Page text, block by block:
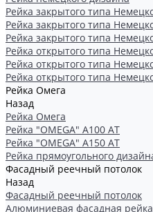
Рейка закрытого типа
Рейка закрытого типа
Рейка закрытого типа
Рейка открытого типа
Рейка открытого типа
Рейка открытого типа
Рейка Омега
Назад
Рейка Омега
Рейка "OMEGA" А100 АТ
Рейка "OMEGA" А150 АТ
Рейка прямоугольного
Фасадный реечный потолок
Назад
Фасадный реечный потолок
Алюминиевая фасадная рейка